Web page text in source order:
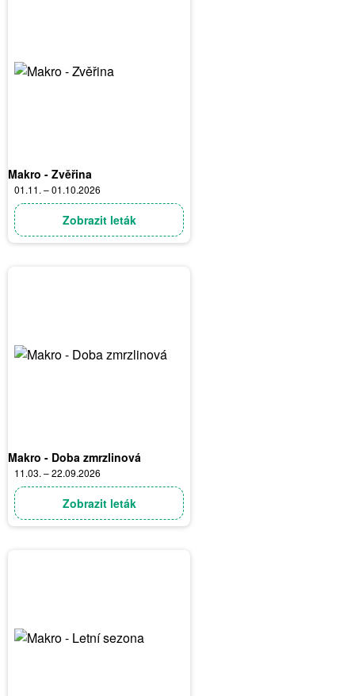
Makro - Zvěřina
01.11. – 01.10.2026
Zobrazit leták
Makro - Doba zmrzlinová
11.03. – 22.09.2026
Zobrazit leták